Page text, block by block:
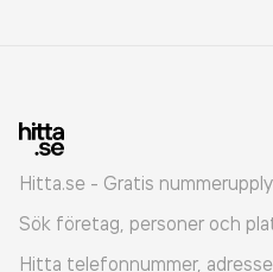
Hitta.se - Gratis
Sök företag, personer och
Hitta telefonnummer,